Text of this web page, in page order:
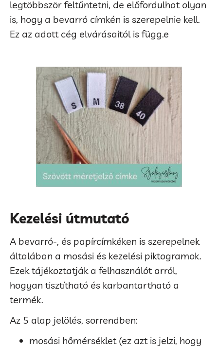
legtöbbször feltűntetni, de előfordulhat olyan
is, hogy a bevarró címkén is szerepelnie kell.
Ez az adott cég elvárásaitól is függ.e
Kezelési útmutató
A bevarró-, és papírcímkéken is szerepelnek
általában a mosási és kezelési piktogramok.
Ezek tájékoztatják a felhasználót arról,
hogyan tisztítható és karbantartható a
termék.
Az 5 alap jelölés, sorrendben:
mosási hőmérséklet (ez azt is jelzi, hogy